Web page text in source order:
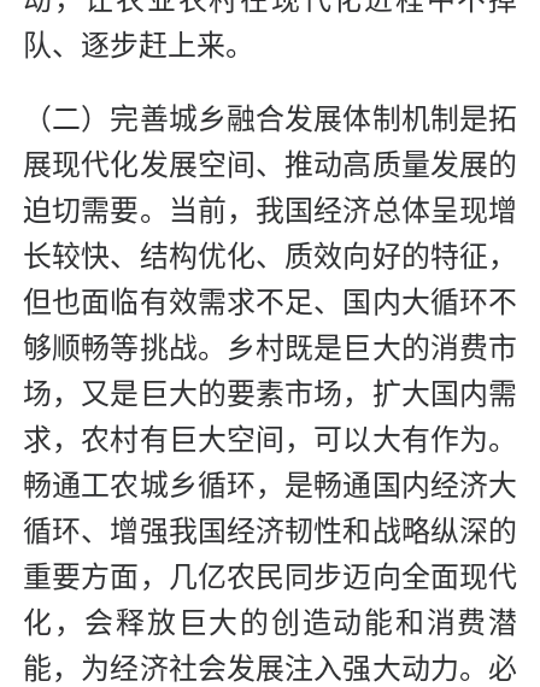
队、逐步赶上来。
（二）完善城乡融合发展体制机制是拓
展现代化发展空间、推动高质量发展的
迫切需要。当前，我国经济总体呈现增
长较快、结构优化、质效向好的特征，
但也面临有效需求不足、国内大循环不
够顺畅等挑战。乡村既是巨大的消费市
场，又是巨大的要素市场，扩大国内需
求，农村有巨大空间，可以大有作为。
畅通工农城乡循环，是畅通国内经济大
循环、增强我国经济韧性和战略纵深的
重要方面，几亿农民同步迈向全面现代
化，会释放巨大的创造动能和消费潜
能，为经济社会发展注入强大动力。必